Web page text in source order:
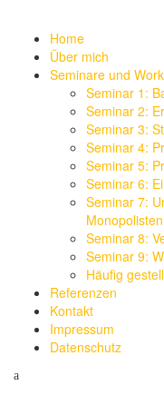
Home
Über mich
Seminare und
Seminar 1:
Seminar 2:
Seminar 3:
Seminar 4:
Seminar 5:
Seminar 6:
Seminar 7:
Monopolisten
Seminar 8:
Seminar 9:
Häufig
Referenzen
Kontakt
Impressum
Datenschutz